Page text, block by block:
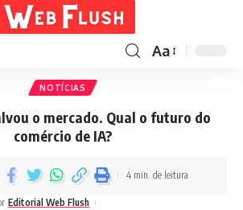
Aa
NOTÍCIAS
o mercado. Qual o futuro do
comércio de IA?
Editorial Web Flush
4 min. de leitura